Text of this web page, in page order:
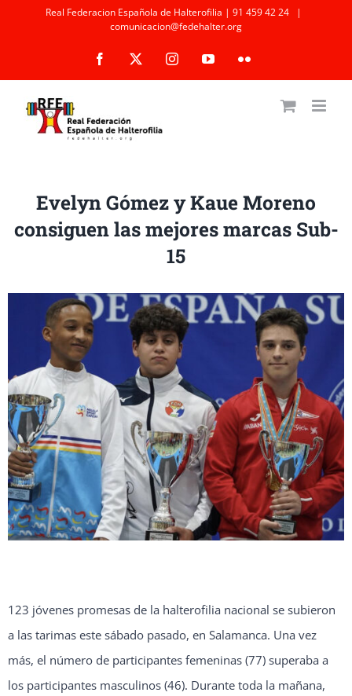
Real Federacion Española de Halterofilia | 91 459 42 24
|
comunicacion@fedehalter.org
Facebook InstagramYouTubeFlickr
Evelyn Gómez y Kaue Moreno
consiguen las mejores marcas Sub-
15
123 jóvenes promesas de la halterofilia nacional se subieron
a las tarimas este sábado pasado, en Salamanca. Una vez
más, el número de participantes femeninas (77) superaba a
los participantes masculinos (46). Durante toda la mañana,